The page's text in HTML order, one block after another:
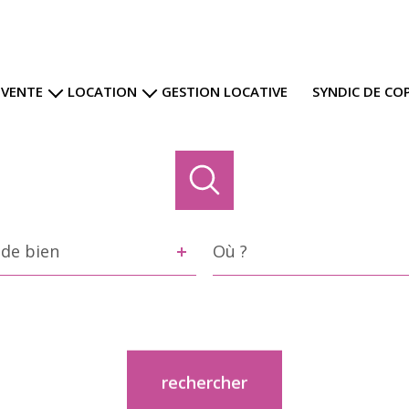
VENTE LOCATION GESTION LOCATIVE SYNDIC DE
bien
rechercher